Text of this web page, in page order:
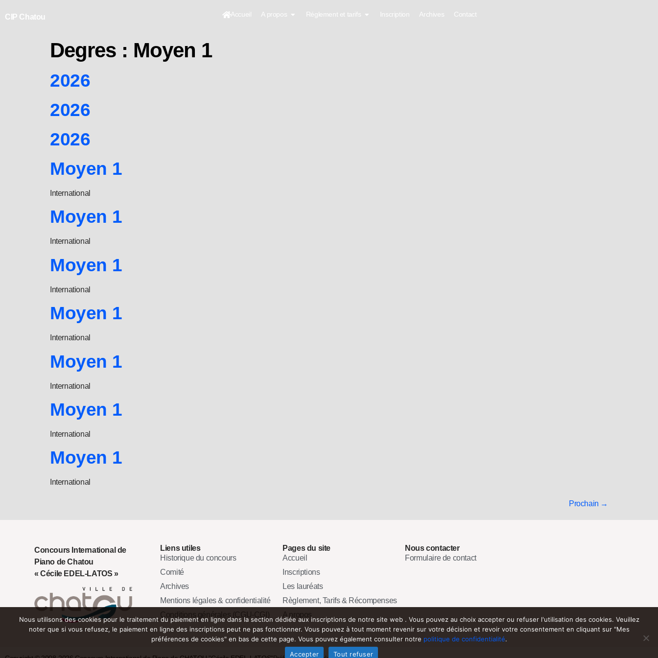
CIP Chatou Accueil A propos Réglement et tarifs Inscription Archives Contact
Degres : Moyen 1
2026
2026
2026
Moyen 1
International
Moyen 1
International
Moyen 1
International
Moyen 1
International
Moyen 1
International
Moyen 1
International
Moyen 1
International
Prochain →
Concours International de
Piano de Chatou
« Cécile EDEL-LATOS »
Liens utiles
Historique du concours
Comité
Archives
Mentions légales & confidentialité
Conditions générales (CGU-CGI)
Pages du site
Accueil
Inscriptions
Les lauréats
Règlement, Tarifs & Récompenses
A propos
Nous contacter
Formulaire de contact
Nous utilisons des cookies pour le traitement du paiement en ligne dans la section dédiée aux inscriptions de notre site web . Vous pouvez au choix accepter ou refuser l'utilisation des cookies. Veuillez
noter que si vous refusez, le paiement en ligne des inscriptions peut ne pas fonctionner. Vous pouvez à tout moment revenir sur votre décision et revoir votre consentement en cliquant sur "Mes
préférences de cookies" en bas de cette page. Vous pouvez également consulter notre politique de confidentialité.
Accepter
Tout refuser